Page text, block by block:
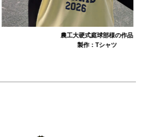
農工大硬式庭球部様の作品